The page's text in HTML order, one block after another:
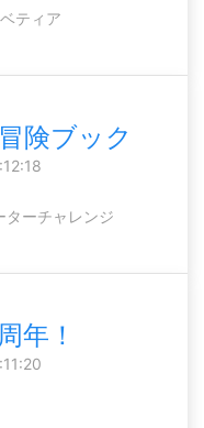
ベティア
険ブック
ターチャレンジ
年！